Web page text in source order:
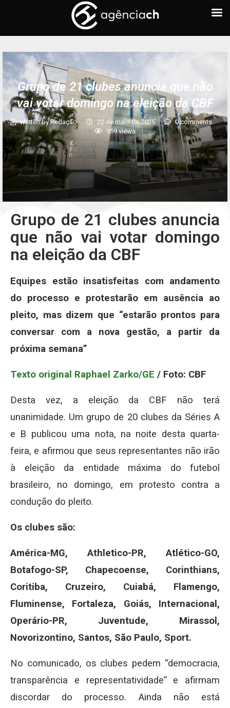
Grupo de 21 clubes anuncia que não
vai votar domingo na eleição da CBF
written byRedação 22 de maio de 2025
0 comments
959views
Grupo de 21 clubes anuncia
que não vai votar domingo
na eleição da CBF
Equipes estão insatisfeitas com andamento
do processo e protestarão em ausência ao
pleito, mas dizem que “estarão prontos para
conversar com a nova gestão, a partir da
próxima semana”
Texto original Raphael Zarko/GE / Foto: CBF
Desta vez, a eleição da CBF não terá
unanimidade. Um grupo de 20 clubes da Séries A
e B publicou uma nota, na noite desta quarta-
feira, e afirmou que seus representantes não irão
à eleição da entidade máxima do futebol
brasileiro, no domingo, em protesto contra a
condução do pleito.
Os clubes são:
América-MG, Athletico-PR, Atlético-GO,
Botafogo-SP, Chapecoense, Corinthians,
Coritiba, Cruzeiro, Cuiabá, Flamengo,
Fluminense, Fortaleza, Goiás, Internacional,
Operário-PR, Juventude, Mirassol,
Novorizontino, Santos, São Paulo, Sport.
No comunicado, os clubes pedem “democracia,
transparência e representatividade” e afirmam
discordar do processo. Ainda não está